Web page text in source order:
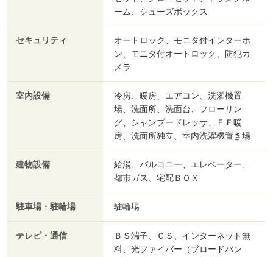
ーム、シューズボックス
セキュリティ
オートロック、モニタ付インターホ
ン、モニタ付オートロック、防犯カ
メラ
室内設備
冷房、暖房、エアコン、洗濯機置
場、洗面所、洗面台、フローリン
グ、シャンプードレッサ、ＦＦ暖
房、洗面所独立、室内洗濯機置き場
建物設備
給湯、バルコニー、エレベーター、
都市ガス、宅配ＢＯＸ
駐車場・駐輪場 駐輪場
テレビ・通信
ＢＳ端子、ＣＳ、インターネット無
料、光ファイバー（ブロードバン